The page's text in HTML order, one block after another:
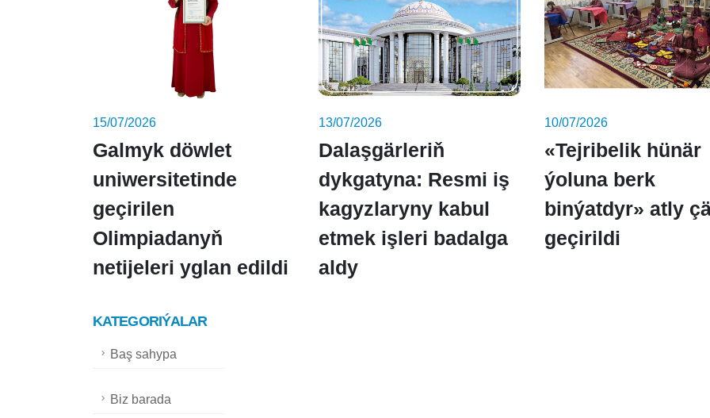
15/07/2026
Galmyk döwlet
uniwersitetinde
geçirilen
Olimpiadanyň
netijeleri yglan edildi
13/07/2026
Dalaşgärleriň
dykgatyna: Resmi iş
kagyzlaryny kabul
etmek işleri badalga
aldy
10/07/2026
«Tejribelik hünär
ýoluna berk
binýatdyr» atly
geçirildi
KATEGORIÝALAR
Baş sahypa
Biz barada